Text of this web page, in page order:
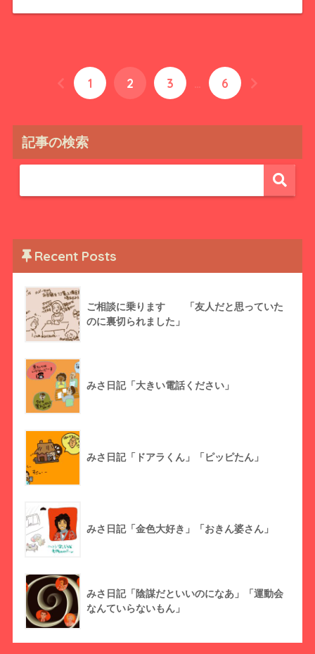
1 2 3 6
記事の検索
Recent Posts
ご相談に乗ります 「友人だと思っていた
のに裏切られました」
みさ日記「大きい電話ください」
みさ日記「ドアラくん」「ピッピたん」
みさ日記「金色大好き」「おきん婆さん」
みさ日記「陰謀だといいのになあ」「運動会
なんていらないもん」